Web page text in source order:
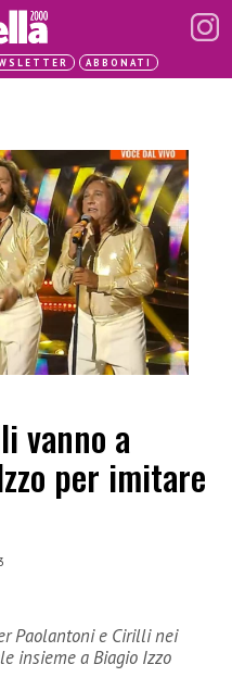
ABBONATI
vanno a
per imitare
Paolantoni e Cirilli nei
insieme a Biagio Izzo